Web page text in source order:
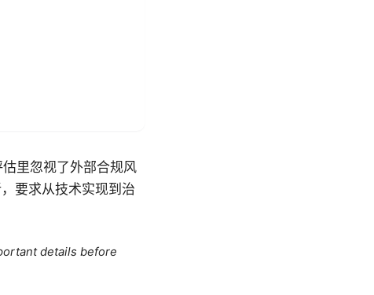
里忽视了外部合规风
要求从技术实现到治
details before